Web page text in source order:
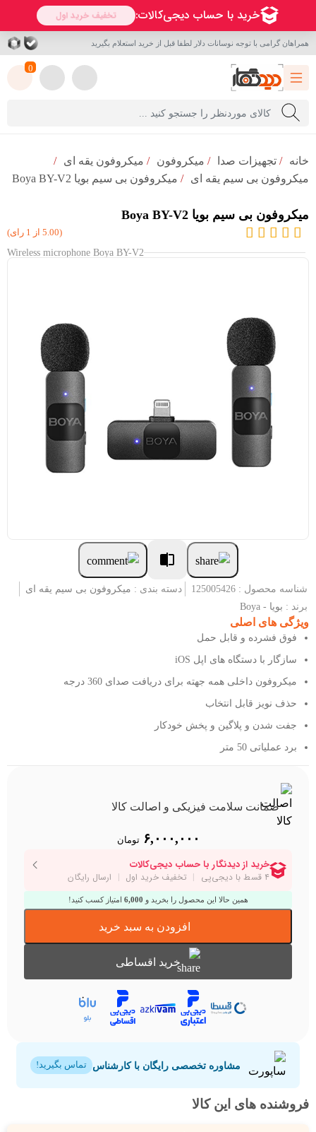
همراهان گرامی با توجه نوسانات دلار لطفا قبل از خرید استعلام بگیرید
0
خانه / تجهیزات صدا / میکروفون‌ / میکروفون یقه ای /
میکروفون بی سیم یقه ای / میکروفون بی سیم بویا Boya BY-V2
میکروفون بی سیم بویا Boya BY-V2
(5.00 از 1 رای)
Wireless microphone Boya BY-V2
شناسه محصول : 125005426 دسته بندی : میکروفون بی سیم یقه ای
برند : بویا - Boya
ویژگی های اصلی
فوق فشرده و قابل حمل
سازگار با دستگاه های اپل iOS
میکروفون داخلی همه جهته برای دریافت صدای 360 درجه
حذف نویز قابل انتخاب
جفت شدن و پلاگین و پخش خودکار
برد عملیاتی 50 متر
ضمانت سلامت فیزیکی و اصالت کالا
۶,۰۰۰,۰۰۰ تومان
همین حالا این محصول را بخرید و 6,000 امتیاز کسب کنید!
افزودن به سبد خرید
خرید اقساطی
مشاوره تخصصی رایگان با کارشناس تماس بگیرید!
فروشنده های این کالا